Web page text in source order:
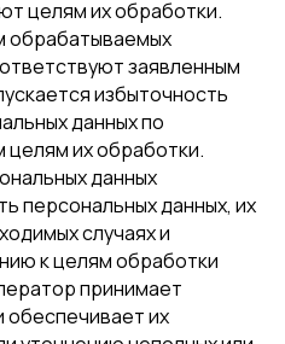
целям их обработки.
обрабатываемых
заявленным
избыточность
данных по
их обработки.
данных
персональных данных, их
случаях и
к целям обработки
принимает
их